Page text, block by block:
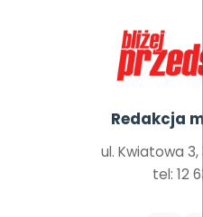
Redakcja
ul. Kwiatowa
tel: 12